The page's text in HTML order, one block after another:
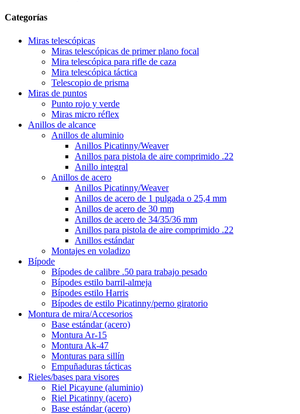
Categorías
Miras telescópicas
Miras telescópicas de primer plano focal
Mira telescópica para rifle de caza
Mira telescópica táctica
Telescopio de prisma
Miras de puntos
Punto rojo y verde
Miras micro réflex
Anillos de alcance
Anillos de aluminio
Anillos Picatinny/Weaver
Anillos para pistola de aire comprimido .22
Anillo integral
Anillos de acero
Anillos Picatinny/Weaver
Anillos de acero de 1 pulgada o 25,4 mm
Anillos de acero de 30 mm
Anillos de acero de 34/35/36 mm
Anillos para pistola de aire comprimido .22
Anillos estándar
Montajes en voladizo
Bípode
Bípodes de calibre .50 para trabajo pesado
Bípodes estilo barril-almeja
Bípodes estilo Harris
Bípodes de estilo Picatinny/perno giratorio
Montura de mira/Accesorios
Base estándar (acero)
Montura Ar-15
Montura Ak-47
Monturas para sillín
Empuñaduras tácticas
Rieles/bases para visores
Riel Picayune (aluminio)
Riel Picatinny (acero)
Base estándar (acero)